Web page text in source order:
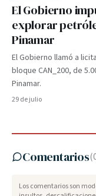
El Gobierno
explorar
Pinamar
El Gobierno llamó a
bloque CAN_200, de
Pinamar.
29 de julio
Comentarios(
Los comentarios son